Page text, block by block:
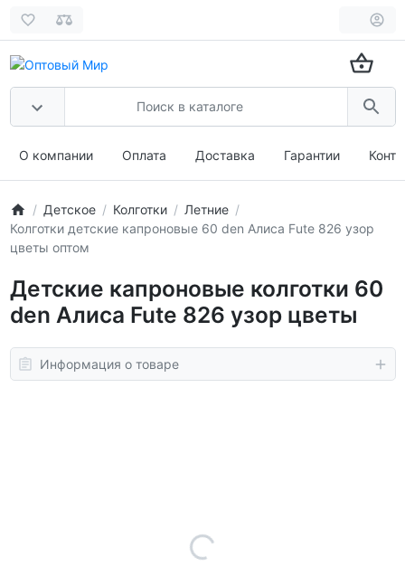
О компании Оплата Доставка Гарантии
Детское Колготки
Летние
Колготки детские капроновые 60 den Алиса Fute 826 узор
цветы оптом
Детские капроновые колготки 60
den Алиса Fute 826 узор цветы
Информация о товаре